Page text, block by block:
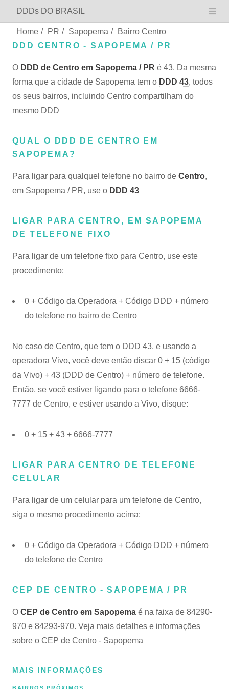
DDDs DO BRASIL
Home / PR / Sapopema /
Bairro Centro
DDD CENTRO - SAPOPEMA / PR
O DDD de Centro em Sapopema / PR é 43. Da mesma
forma que a cidade de Sapopema tem o DDD 43, todos
os seus bairros, incluindo Centro compartilham do
mesmo DDD
QUAL O DDD DE CENTRO EM
SAPOPEMA?
Para ligar para qualquel telefone no bairro de Centro,
em Sapopema / PR, use o DDD 43
LIGAR PARA CENTRO, EM SAPOPEMA
DE TELEFONE FIXO
Para ligar de um telefone fixo para Centro, use este
procedimento:
0 + Código da Operadora + Código DDD + número
do telefone no bairro de Centro
No caso de Centro, que tem o DDD 43, e usando a
operadora Vivo, você deve então discar 0 + 15 (código
da Vivo) + 43 (DDD de Centro) + número de telefone.
Então, se você estiver ligando para o telefone 6666-
7777 de Centro, e estiver usando a Vivo, disque:
0 + 15 + 43 + 6666-7777
LIGAR PARA CENTRO DE TELEFONE
CELULAR
Para ligar de um celular para um telefone de Centro,
siga o mesmo procedimento acima:
0 + Código da Operadora + Código DDD + número
do telefone de Centro
CEP DE CENTRO - SAPOPEMA / PR
O CEP de Centro em Sapopema é na faixa de 84290-
970 e 84293-970. Veja mais detalhes e informações
sobre o CEP de Centro - Sapopema
MAIS INFORMAÇÕES